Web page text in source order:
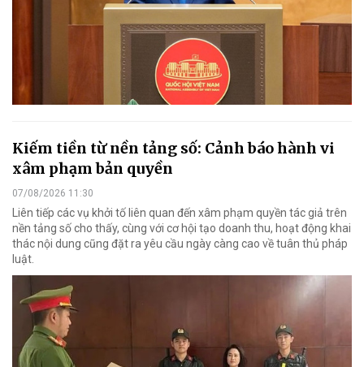
Kiếm tiền từ nền tảng số: Cảnh báo hành vi
xâm phạm bản quyền
07/08/2026 11:30
Liên tiếp các vụ khởi tố liên quan đến xâm phạm quyền tác giả trên
nền tảng số cho thấy, cùng với cơ hội tạo doanh thu, hoạt động khai
thác nội dung cũng đặt ra yêu cầu ngày càng cao về tuân thủ pháp
luật.